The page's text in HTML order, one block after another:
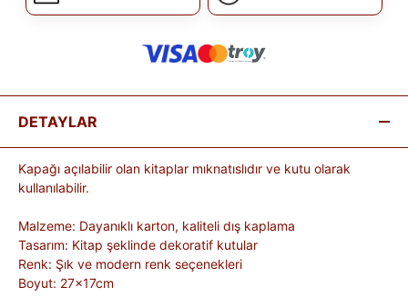
DETAYLAR
Kapağı açılabilir olan kitaplar mıknatıslıdır ve kutu olarak
kullanılabilir.
Malzeme: Dayanıklı karton, kaliteli dış kaplama
Tasarım: Kitap şeklinde dekoratif kutular
Renk: Şık ve modern renk seçenekleri
Boyut: 27x17cm